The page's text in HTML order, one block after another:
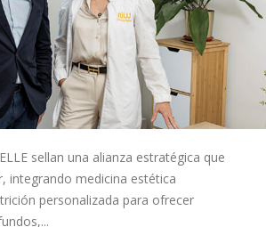
sellan una alianza estratégica que
integrando medicina estética
personalizada para ofrecer